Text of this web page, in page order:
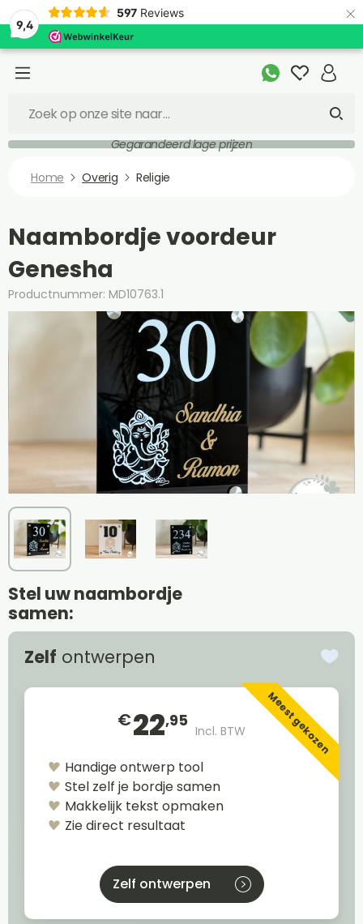
9,4
597 Reviews ×
Gegarandeerd lage prijzen
Home Overig Religie
Naambordje voordeur
Genesha
Productnummer: MD10763.1
Stel uw naambordje
samen:
Zelf ontwerpen
€22,95
Incl. BTW Meest gekozen
Handige ontwerp tool
Stel zelf je bordje samen
Makkelijk tekst opmaken
Zie direct resultaat
Zelf ontwerpen